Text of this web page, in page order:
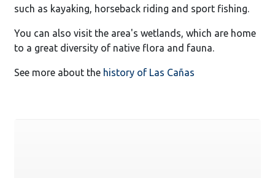
such as kayaking, horseback riding and sport fishing.
You can also visit the area's wetlands, which are home
to a great diversity of native flora and fauna.
See more about the history of Las Cañas